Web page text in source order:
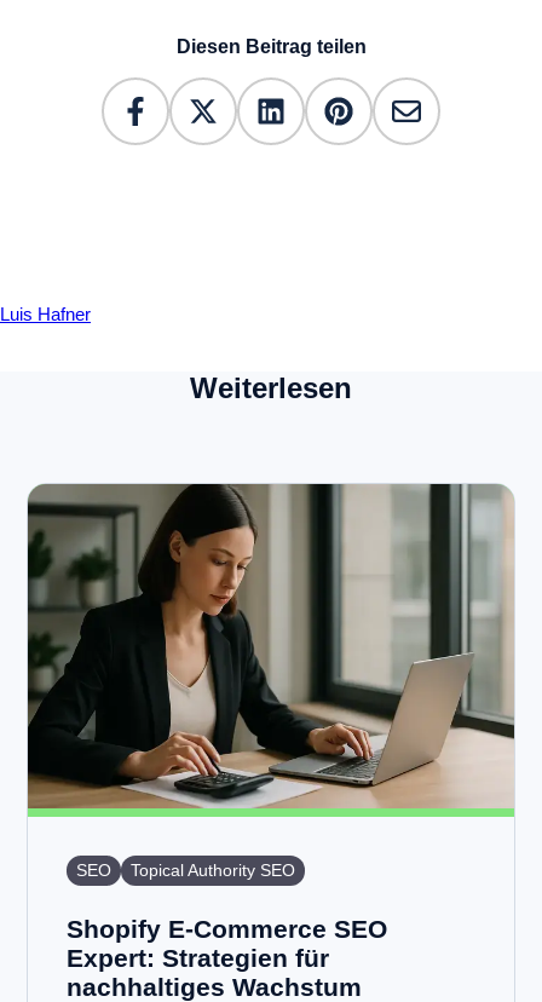
Diesen Beitrag teilen
Luis Hafner
Weiterlesen
SEO Topical Authority SEO
Shopify E-Commerce SEO
Expert: Strategien für
nachhaltiges Wachstum